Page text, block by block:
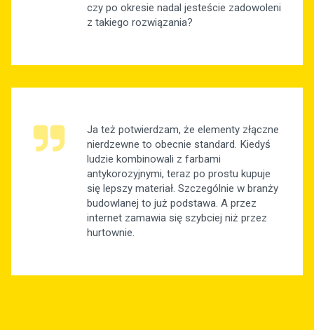
czy po okresie nadal jesteście zadowoleni
z takiego rozwiązania?
Ja też potwierdzam, że elementy złączne
nierdzewne to obecnie standard. Kiedyś
ludzie kombinowali z farbami
antykorozyjnymi, teraz po prostu kupuje
się lepszy materiał. Szczególnie w branży
budowlanej to już podstawa. A przez
internet zamawia się szybciej niż przez
hurtownie.